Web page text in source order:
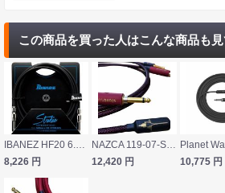
この商品を買った人はこんな商品も
8,226 円
12,420 円
10,775 円